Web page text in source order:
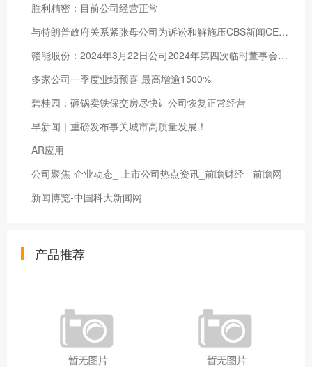
胜利精密：目前公司经营正常
与特朗普政府关系紧张母公司为诉讼和解施压CBS新闻CEO成月内第二名离职高层
赣能股份：2024年3月22日公司2024年第四次临时董事会审议通过
多家公司一季度业绩预喜 最高增逾1500%
碧桂园：砸锅卖铁保交房尽快让公司恢复正常经营
早新闻｜重磅发布事关城市高质量发展！
AR应用
公司聚焦-企业动态_ 上市公司热点资讯_前瞻财经 - 前瞻网
新闻博览-中国科大新闻网
产品推荐